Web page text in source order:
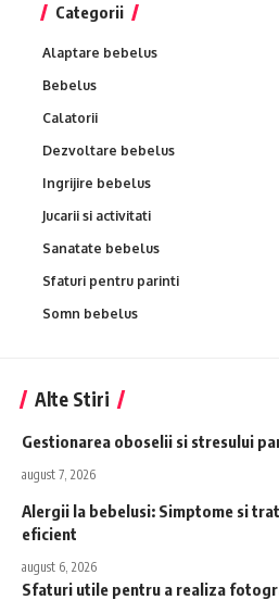
Categorii
Alaptare bebelus
Bebelus
Calatorii
Dezvoltare bebelus
Ingrijire bebelus
Jucarii si activitati
Sanatate bebelus
Sfaturi pentru parinti
Somn bebelus
Alte Stiri
Gestionarea oboselii si stresului
august 7, 2026
Alergii la bebelusi: Simptome si
eficient
august 6, 2026
Sfaturi utile pentru a realiza